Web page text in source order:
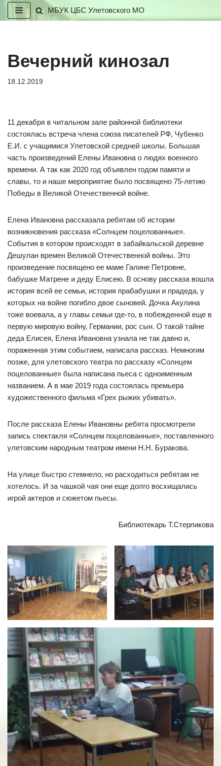
МБУК ЦБС Улетовского МО
Вечерний кинозал
18.12.2019
11 декабря в читальном зале районной библиотеки
состоялась встреча члена союза писателей РФ, Чубенко
Е.И. с учащимися Улетовской средней школы. Большая
часть произведений Елены Ивановна о людях военного
времени. А так как 2020 год объявлен годом памяти и
славы, то и наше мероприятие было посвящено 75-летию
Победы в Великой Отечественной войне.
Елена Ивановна рассказала ребятам об истории
возникновения рассказа «Солнцем поцелованные».
События в котором происходят в забайкальской деревне
Дешулан времен Великой Отечественной войны. Это
произведение посвящено ее маме Галине Петровне,
бабушке Матрене и деду Елисею. В основу рассказа вошла
история всей ее семьи, история прабабушки и прадеда, у
которых на войне погибло двое сыновей. Дочка Акулина
тоже воевала, а у главы семьи где-то, в побежденной еще в
первую мировую войну, Германии, рос сын. О такой тайне
деда Елисея, Елена Ивановна узнала не так давно и,
пораженная этим событием, написала рассказ. Немногим
позже, для улетовского театра по рассказу «Солнцем
поцелованные» была написана пьеса с одноименным
названием. А в мае 2019 года состоялась премьера
художественного фильма «Грех рыжих убивать».
После рассказа Елены Ивановны ребята просмотрели
запись спектакля «Солнцем поцелованные», поставленного
улетовским народным театром имени Н.Н. Буракова.
На улице быстро стемнело, но расходиться ребятам не
хотелось. И за чашкой чая они еще долго восхищались
игрой актеров и сюжетом пьесы.
Библиотекарь Т.Стерликова